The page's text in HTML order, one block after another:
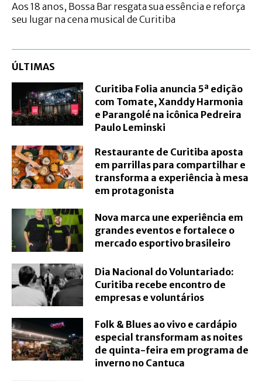
Aos 18 anos, Bossa Bar resgata sua essência e reforça
seu lugar na cena musical de Curitiba
ÚLTIMAS
Curitiba Folia anuncia 5ª edição
com Tomate, Xanddy Harmonia
e Parangolé na icônica Pedreira
Paulo Leminski
Restaurante de Curitiba aposta
em parrillas para compartilhar e
transforma a experiência à mesa
em protagonista
Nova marca une experiência em
grandes eventos e fortalece o
mercado esportivo brasileiro
Dia Nacional do Voluntariado:
Curitiba recebe encontro de
empresas e voluntários
Folk & Blues ao vivo e cardápio
especial transformam as noites
de quinta-feira em programa de
inverno no Cantuca